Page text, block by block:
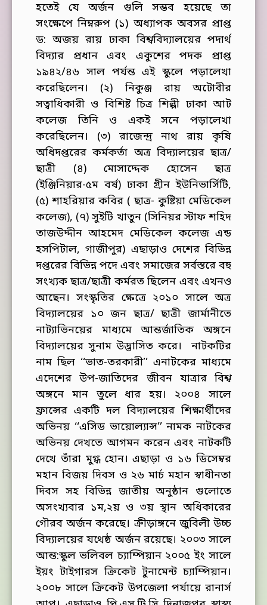
হতেই যে অর্জন গুলি সম্ভব হয়েছে তা
সংক্ষেপে নিম্নরুপ (১) অধ্যাপক অবসর প্রাপ্ত
ড: অজয় রায় ঢাকা বিশ্ববিদ্যালয়ের পদার্থ
বিদ্যার প্রধান এবং একুশের পদক প্রাপ্ত
১৯৪২/৪৬ সাল পর্যন্ত এই স্কুলে পড়ালেখা
করেছিলেন। (২) নিকুঞ্জ রায় অটোবীর
সত্বাধিকারী ও বিশিষ্ট চিত্র শিল্পী ঢাকা আট
কলেজ তিনি ও একই সনে পড়ালেখা
করেছিলেন। (৩) রাজেন্দ্র নাথ রায় কৃষি
অধিদপ্তরের কর্মকর্তা অত্র বিদ্যালয়ের ছাত্র/
ছাত্রী (৪) মোসাদ্দেক হোসেন ছাত্র
(ইঞ্জিনিয়ার-৫ম বর্ষ) ঢাকা গ্রীন ইউনিভার্সিটি,
(৫) শাহরিয়ার কবির (ছাত্র- কুষ্টিয়া মেডিকেল
কলেজ), (৭) সুইটি খাতুন (সিনিয়র স্টাফ শহিদ
তাজউদ্দীন আহমেদ মেডিকেল কলেজ এন্ড
হসপিটাল, গাজীপুর) এছাড়াও দেশের বিভিন্ন
দপ্তরের বিভিন্ন পদে এবং সমাজের সর্বস্তরে বহু
সংখ্যক ছাত্র/ছাত্রী কর্মরত ছিলেন এবং এখনও
আছেন। সংস্কৃতির ক্ষেত্রে ২০১০ সালে অত্র
বিদ্যালয়ের ১০ জন ছাত্র/ ছাত্রী জার্মানীতে
নাট্যাভিনয়ের মাধ্যমে আন্তর্জাতিক অঙ্গনে
বিদ্যালয়ের সুনাম উদ্ভাসিত করে। নাটকটির
নাম ছিল ‘‘ভাত-তরকারী’’ এনাটকের মাধ্যমে
এদেশের উপ-জাতিদের জীবন যাত্রার বিশ্ব
অঙ্গনে মান তুলে ধার হয়। ২০০৪ সালে
ফ্রান্সের একটি দল বিদ্যালয়ের শিক্ষার্থীদের
অভিনয় ‘‘এসিড ভায়োল্যান্স’’ নামক নাটকের
অভিনয় দেখতে আগমন করেন এবং নাটকটি
দেখে তাঁরা মুগ্ধ হোন। এছাড়া ও ১৬ ডিসেম্বর
মহান বিজয় দিবস ও ২৬ মার্চ মহান স্বাধীনতা
দিবস সহ বিভিন্ন জাতীয় অনুষ্ঠান গুলোতে
অসংখ্যবার ১ম,২য় ও ৩য় স্থান অধিকারের
গৌরব অর্জন করেছে। ক্রীড়াঙ্গনে জুবিলী উচ্চ
বিদ্যালয়ের যথেষ্ঠ অর্জন রয়েছে। ২০০৩ সালে
আন্ত:স্কুল ভলিবল চ্যাম্পিয়ান ২০০৫ ইং সালে
ইয়ং টাইগারস ক্রিকেট টুনামেন্ট চ্যাম্পিয়ান।
২০০৮ সালে ক্রিকেট উপজেলা পর্যায়ে রানার্স